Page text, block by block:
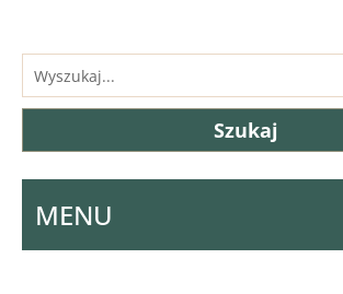
MENU